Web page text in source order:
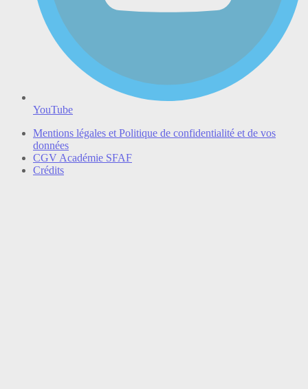
YouTube
Mentions légales et Politique de confidentialité et de vos
données
CGV Académie SFAF
Crédits